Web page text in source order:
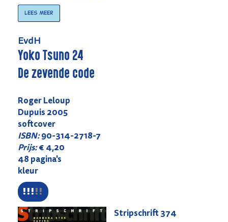
Lees meer
EvdH
Yoko Tsuno 24
De zevende code
Roger Leloup
Dupuis 2005
softcover
ISBN:90-314-2718-7
Prijs:€ 4,20
48 pagina's
kleur
Stripschrift374